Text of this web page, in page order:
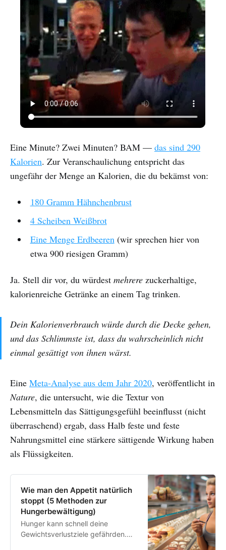
Eine Minute? Zwei Minuten? BAM — das sind 290
Kalorien. Zur Veranschaulichung entspricht das
ungefähr der Menge an Kalorien, die du bekämst von:
180 Gramm Hähnchenbrust
4 Scheiben Weißbrot
Eine Menge Erdbeeren(wir sprechen hier von
etwa 900 riesigen Gramm)
Ja. Stell dir vor, du würdest mehrere zuckerhaltige,
kalorienreiche Getränke an einem Tag trinken.
Dein Kalorienverbrauch würde durch die Decke gehen,
und das Schlimmste ist, dass du wahrscheinlich nicht
einmal gesättigt von ihnen wärst.
Eine Meta-Analyse aus dem Jahr 2020, veröffentlicht in
Nature, die untersucht, wie die Textur von
Lebensmitteln das Sättigungsgefühl beeinflusst (nicht
überraschend) ergab, dass Halb feste und feste
Nahrungsmittel eine stärkere sättigende Wirkung haben
als Flüssigkeiten.
Wie man den Appetit natürlich
stoppt (5 Methoden zur
Hungerbewältigung)
Hunger kann schnell deine
Gewichtsverlustziele gefährden.